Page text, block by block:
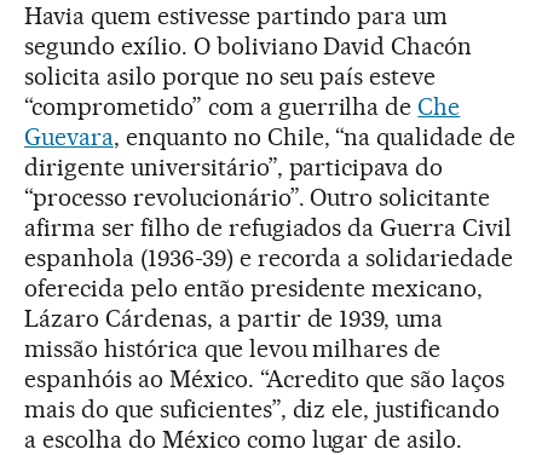
Havia quem estivesse partindo para um
segundo exílio. O boliviano David Chacón
solicita asilo porque no seu país esteve
“comprometido” com a guerrilha deChe
Guevara, enquanto no Chile, “na qualidade de
dirigente universitário”, participava do
“processo revolucionário”. Outro solicitante
afirma ser filho de refugiados da Guerra Civil
espanhola (1936-39) e recorda a solidariedade
oferecida pelo então presidente mexicano,
Lázaro Cárdenas, a partir de 1939, uma
missão histórica que levou milhares de
espanhóis ao México. “Acredito que são laços
mais do que suficientes”, diz ele, justificando
a escolha do México como lugar de asilo.